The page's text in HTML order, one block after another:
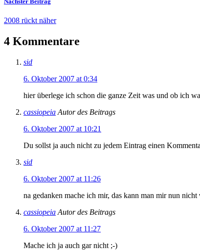
2008 rückt näher
4 Kommentare
sid
6. Oktober 2007 at 0:34
hier überlege ich schon die ganze Zeit was und ob ich
cassiopeia Autor des Beitrags
6. Oktober 2007 at 10:21
Du sollst ja auch nicht zu jedem Eintrag einen
sid
6. Oktober 2007 at 11:26
na gedanken mache ich mir, das kann man mir nun
cassiopeia Autor des Beitrags
6. Oktober 2007 at 11:27
Mache ich ja auch gar nicht ;-)